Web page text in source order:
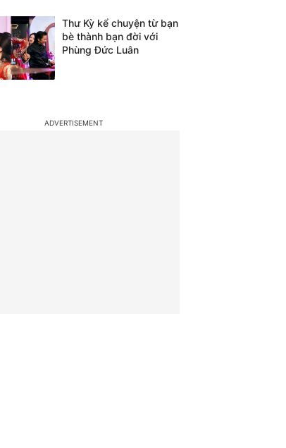
Thư Kỳ kể chuyện từ bạn
bè thành bạn đời với
Phùng Đức Luân